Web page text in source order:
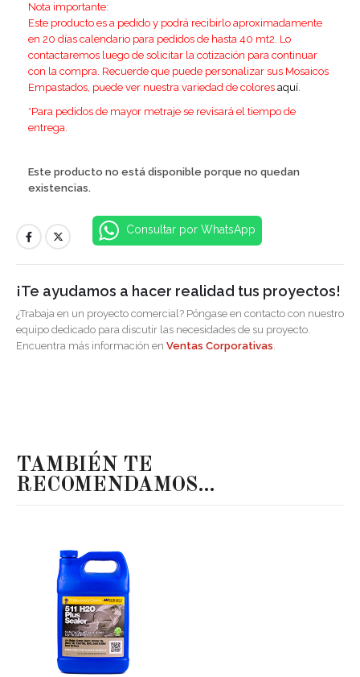
Nota importante:
Este producto es a pedido y podrá recibirlo aproximadamente
en 20 días calendario para pedidos de hasta 40 mt2. Lo
contactaremos luego de solicitar la cotización para continuar
con la compra. Recuerde que puede personalizar sus Mosaicos
Empastados, puede ver nuestra variedad de colores aquí.
*Para pedidos de mayor metraje se revisará el tiempo de
entrega.
Este producto no está disponible porque no quedan
existencias.
Consultar por WhatsApp
¡Te ayudamos a hacer realidad tus proyectos!
¿Trabaja en un proyecto comercial? Póngase en contacto con nuestro
equipo dedicado para discutir las necesidades de su proyecto.
Encuentra más información en Ventas Corporativas.
TAMBIÉN TE
RECOMENDAMOS…